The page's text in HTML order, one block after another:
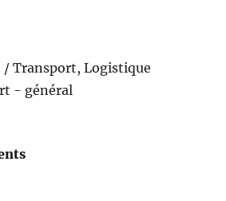
/ Transport, Logistique
- général